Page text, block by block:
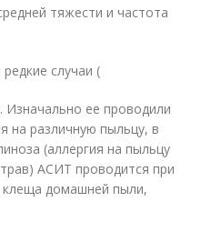
тяжести и частота
случаи (
Изначально ее проводили
на различную пыльцу, в
(аллергия на пыльцу
АСИТ проводится при
домашней пыли,